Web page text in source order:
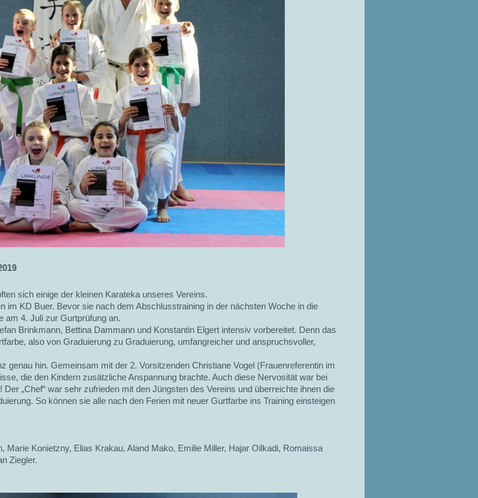
sich einige der kleinen Karateka unseres Vereins.
im KD Buer. Bevor sie nach dem Abschlusstraining in der nächsten Woche in die
am 4. Juli zur Gurtprüfung an.
Brinkmann, Bettina Dammann und Konstantin Elgert intensiv vorbereitet. Denn das
also von Graduierung zu Graduierung, umfangreicher und anspruchsvoller,
genau hin. Gemeinsam mit der 2. Vorsitzenden Christiane Vogel (Frauenreferentin im
die den Kindern zusätzliche Anspannung brachte. Auch diese Nervosität war bei
„Chef“ war sehr zufrieden mit den Jüngsten des Vereins und überreichte ihnen die
So können sie alle nach den Ferien mit neuer Gurtfarbe ins Training einsteigen
Marie Konietzny, Elias Krakau, Aland Mako, Emilie Miller, Hajar Oilkadi, Romaissa
Ziegler.